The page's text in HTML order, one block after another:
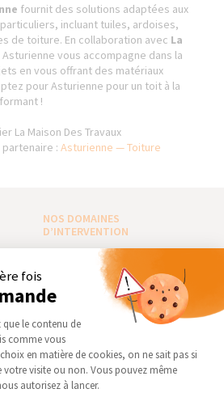
fournit des solutions adaptées aux
incluant tuiles, ardoises,
de toiture. En collaboration avec La
Asturienne vous accompagne dans la
en vous offrant des matériaux
pour Asturienne pour un toit à la
!
La Maison Des Travaux
partenaire :Asturienne — Toiture
NOS DOMAINES
D’INTERVENTION
RÉNOVATION INTÉRIEURE
TRAVAUX EXTÉRIEURS
NOS PARTENAIRES
La Maison des Architectes
Expert Bricolage
fois
du
le contenu de
comme vous
en matière de cookies, on ne sait pas si
visite ou non. Vous pouvez même
autorisez à lancer.
consent